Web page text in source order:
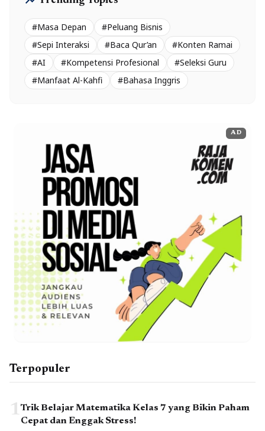
#Masa Depan
#Peluang Bisnis
#Sepi Interaksi
#Baca Qur’an
#Konten Ramai
#AI
#Kompetensi Profesional
#Seleksi Guru
#Manfaat Al-Kahfi
#Bahasa Inggris
AD
Terpopuler
1Trik Belajar Matematika Kelas 7 yang Bikin Paham
Cepat dan Enggak Stress!